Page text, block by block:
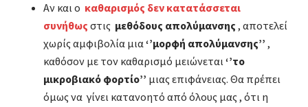
Αν και ο καθαρισμός δεν κατατάσσεται
συνήθως στις μεθόδους απολύμανσης , αποτελεί
χωρίς αμφιβολία μια‘’μορφή απολύμανσης’’ ,
καθόσον µε τον καθαρισμό μειώνεται‘’το
μικροβιακό φορτίο’’ μιας επιφάνειας. Θα πρέπει
όμως να γίνει κατανοητό από όλους μας , ότι η